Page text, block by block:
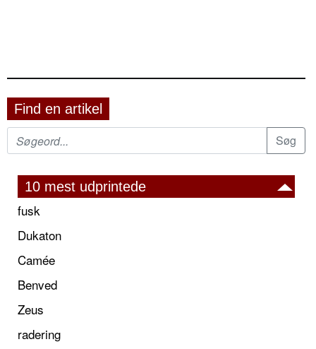
Find en artikel
10 mest udprintede
fusk
Dukaton
Camée
Benved
Zeus
radering